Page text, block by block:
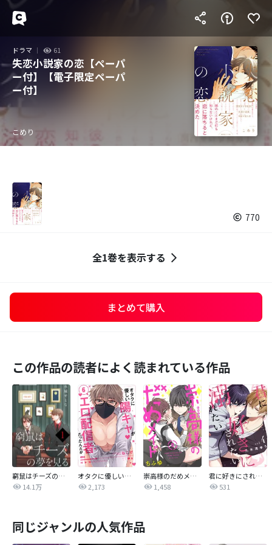
ドラマ 61
失恋小説家の恋【ペーパ
ー付】【電子限定ペーパ
ー付】
こめり
770
全1巻を表示する
まとめて購入
この作品の読者によく読まれている作品
窮鼠はチーズの夢を見る【単話】
14.1万
オタクに優しい陽キャがエロ配信者だったんだが【単話売】
2,173
崇高様のだめメイド 【単話売】
1,458
君に好きにされたい、溺れたい。【連載版】
531
同じジャンルの人気作品